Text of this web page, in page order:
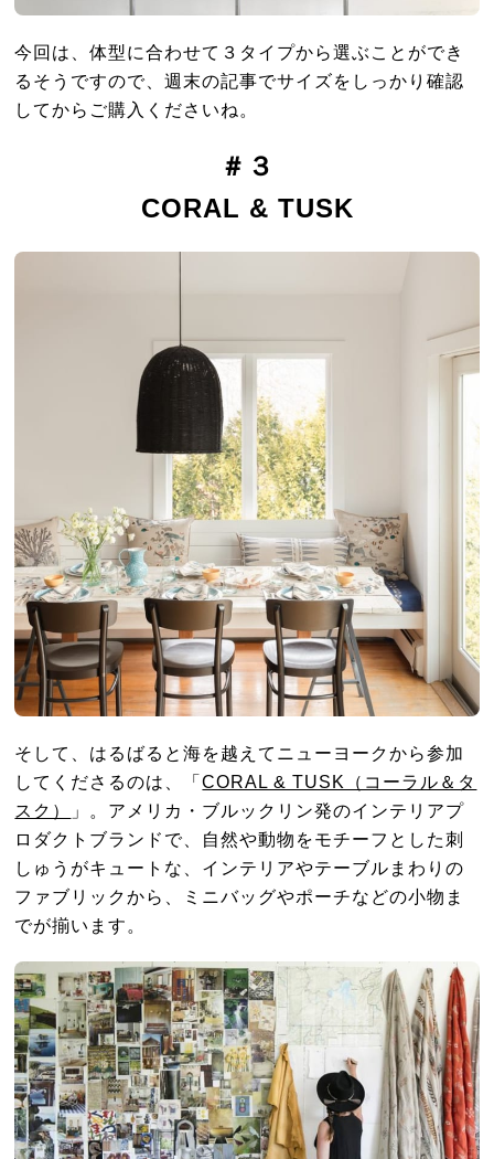
今回は、体型に合わせて３タイプから選ぶことができ
るそうですので、週末の記事でサイズをしっかり確認
してからご購入くださいね。
＃３
CORAL & TUSK
そして、はるばると海を越えてニューヨークから参加
してくださるのは、「CORAL & TUSK（コーラル＆タ
スク）
」。アメリカ・ブルックリン発のインテリアプ
ロダクトブランドで、自然や動物をモチーフとした刺
しゅうがキュートな、インテリアやテーブルまわりの
ファブリックから、ミニバッグやポーチなどの小物ま
でが揃います。